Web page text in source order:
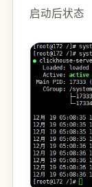
启动后状态